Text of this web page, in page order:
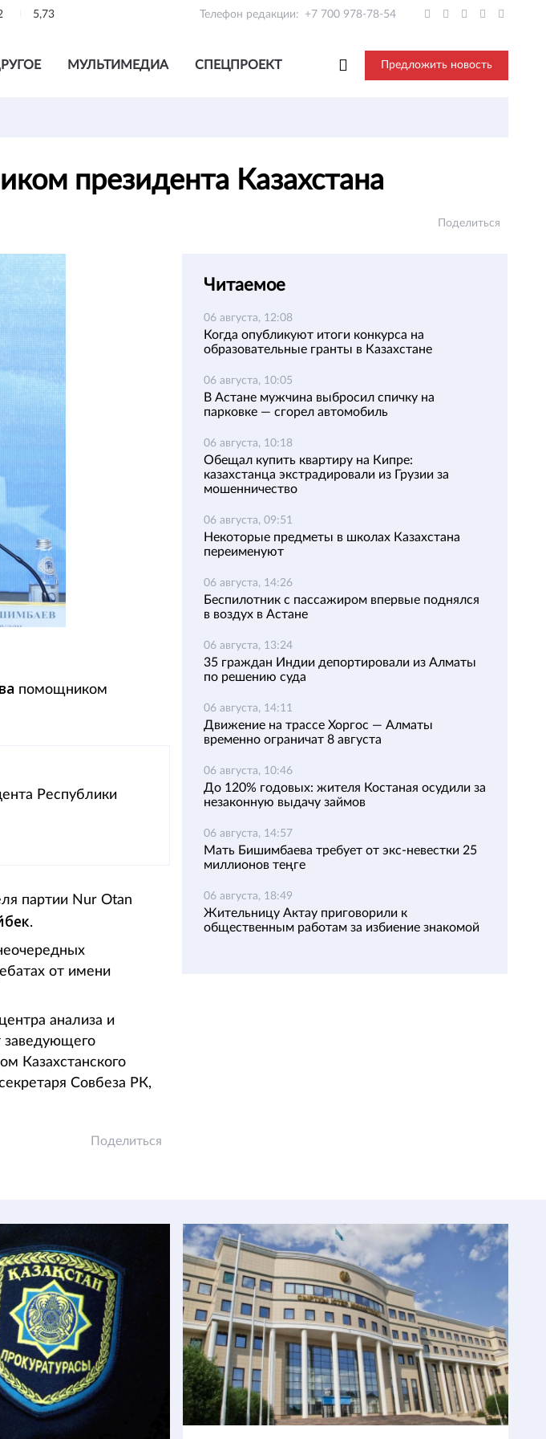
5,73 Телефон редакции: +7 700 978-78-54
МУЛЬТИМЕДИА СПЕЦПРОЕКТ Предложить новость
президента Казахстана
Поделиться
помощником
Республики
партии Nur Otan
.
от имени
анализа и
заведующего
Казахстанского
Совбеза РК,
Поделиться
Читаемое
06 августа, 12:08
Когда опубликуют итоги конкурса на
образовательные гранты в Казахстане
06 августа, 10:05
В Астане мужчина выбросил спичку на
парковке — сгорел автомобиль
06 августа, 10:18
Обещал купить квартиру на Кипре:
казахстанца экстрадировали из Грузии за
мошенничество
06 августа, 09:51
Некоторые предметы в школах Казахстана
переименуют
06 августа, 14:26
Беспилотник с пассажиром впервые поднялся
в воздух в Астане
06 августа, 13:24
35 граждан Индии депортировали из Алматы
по решению суда
06 августа, 14:11
Движение на трассе Хоргос — Алматы
временно ограничат 8 августа
06 августа, 10:46
До 120% годовых: жителя Костаная осудили за
незаконную выдачу займов
06 августа, 14:57
Мать Бишимбаева требует от экс-невестки 25
миллионов теңге
06 августа, 18:49
Жительницу Актау приговорили к
общественным работам за избиение знакомой